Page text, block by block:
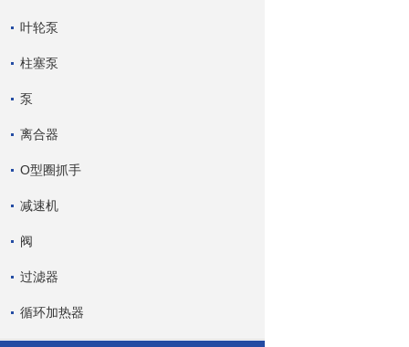
叶轮泵
柱塞泵
泵
离合器
O型圈抓手
减速机
阀
过滤器
循环加热器